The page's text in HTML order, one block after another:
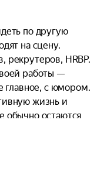
по другую
на сцену.
рекрутеров, HRBP.
работы —
главное, с юмором.
жизнь и
обычно остаются
Волкова,